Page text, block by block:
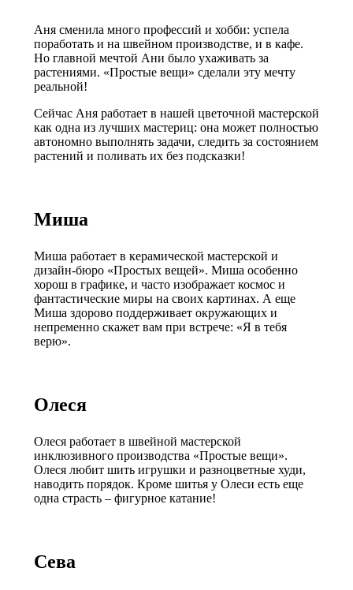
Аня сменила много профессий и хобби: успела
поработать и на швейном производстве, и в кафе.
Но главной мечтой Ани было ухаживать за
растениями. «Простые вещи» сделали эту мечту
реальной!
Сейчас Аня работает в нашей цветочной мастерской
как одна из лучших мастериц: она может полностью
автономно выполнять задачи, следить за состоянием
растений и поливать их без подсказки!
Миша
Миша работает в керамической мастерской и
дизайн-бюро «Простых вещей». Миша особенно
хорош в графике, и часто изображает космос и
фантастические миры на своих картинах. А еще
Миша здорово поддерживает окружающих и
непременно скажет вам при встрече: «Я в тебя
верю».
Олеся
Олеся работает в швейной мастерской
инклюзивного производства «Простые вещи».
Олеся любит шить игрушки и разноцветные худи,
наводить порядок. Кроме шитья у Олеси есть еще
одна страсть – фигурное катание!
Сева